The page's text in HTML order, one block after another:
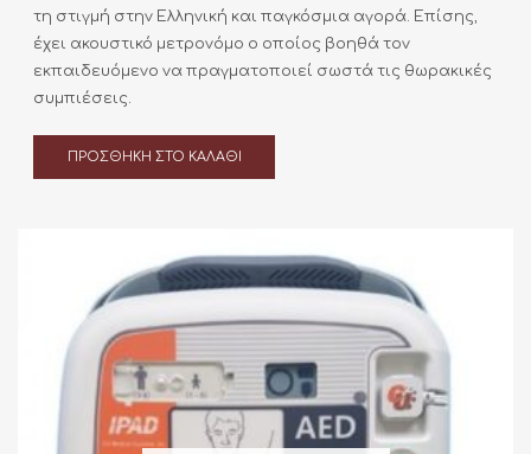
τη στιγμή στην Ελληνική και παγκόσμια αγορά. Επίσης,
έχει ακουστικό μετρονόμο ο οποίος βοηθά τον
εκπαιδευόμενο να πραγματοποιεί σωστά τις θωρακικές
συμπιέσεις.
ΠΡΟΣΘΉΚΗ ΣΤΟ ΚΑΛΆΘΙ